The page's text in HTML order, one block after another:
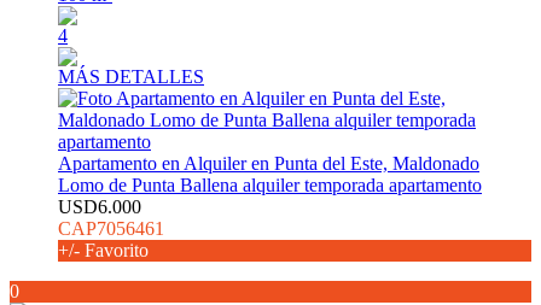
4
MÁS DETALLES
Apartamento en Alquiler en Punta del Este, Maldonado
Lomo de Punta Ballena alquiler temporada apartamento
USD6.000
CAP7056461
+/- Favorito
0